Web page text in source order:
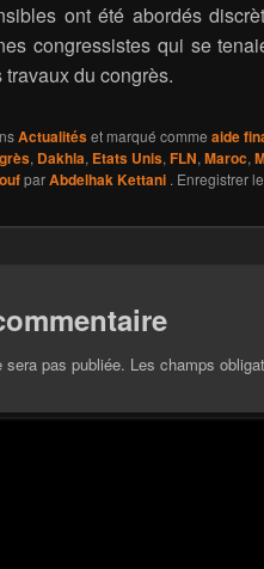
ont été abordés
congressistes qui se
du congrès.
Actualitéset marqué comme aide
, Dakhla, Etats Unis, FLN, Maroc,
parAbdelhak Kettani . Enregistrer le
sera pas publiée. Les champs